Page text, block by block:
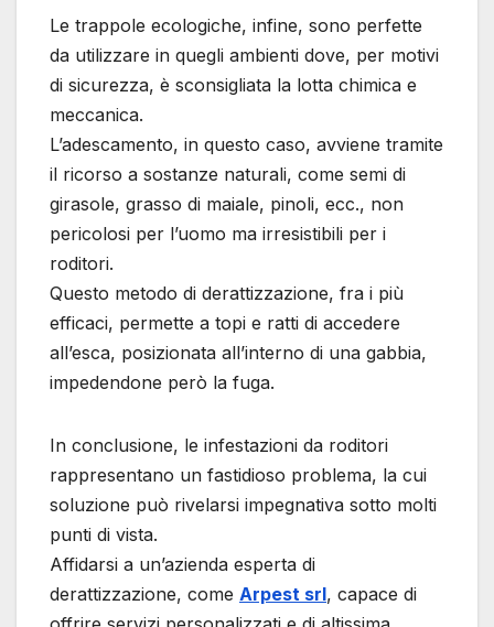
Le trappole ecologiche, infine, sono perfette
da utilizzare in quegli ambienti dove, per motivi
di sicurezza, è sconsigliata la lotta chimica e
meccanica.
L’adescamento, in questo caso, avviene tramite
il ricorso a sostanze naturali, come semi di
girasole, grasso di maiale, pinoli, ecc., non
pericolosi per l’uomo ma irresistibili per i
roditori.
Questo metodo di derattizzazione, fra i più
efficaci, permette a topi e ratti di accedere
all’esca, posizionata all’interno di una gabbia,
impedendone però la fuga.
In conclusione, le infestazioni da roditori
rappresentano un fastidioso problema, la cui
soluzione può rivelarsi impegnativa sotto molti
punti di vista.
Affidarsi a un’azienda esperta di
derattizzazione, come Arpest srl, capace di